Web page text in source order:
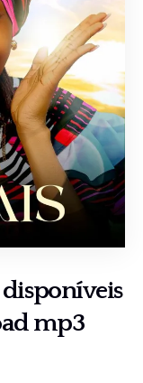
disponíveis
mp3